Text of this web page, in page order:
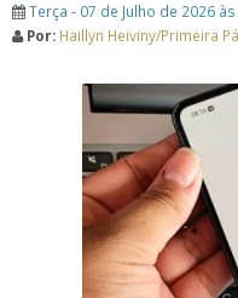
Terça - 07 de Julho de 2026
Por: Haillyn Heiviny/Primeira